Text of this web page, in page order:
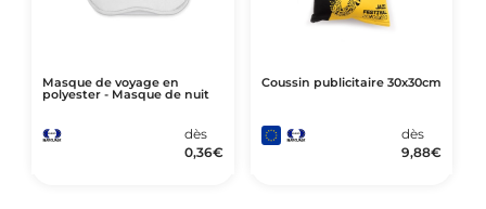
Masque de voyage en
polyester - Masque de nuit
dès
0,36€
Coussin publicitaire 30x30cm
dès
9,88€